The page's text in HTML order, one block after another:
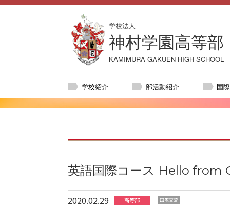
学校法人
神村学園高等部
KAMIMURA GAKUEN HIGH SCHOOL
学校紹介 部活動紹介 国
英語国際コース Hello
2020.02.29 高等部 国際交流